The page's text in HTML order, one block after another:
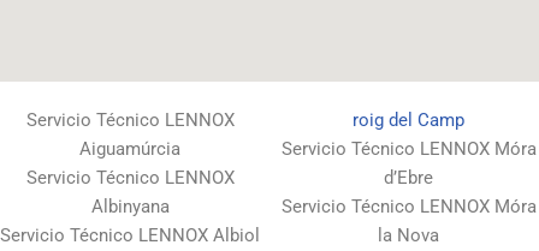
Servicio Técnico LENNOX
Aiguamúrcia
Servicio Técnico LENNOX
Albinyana
Servicio Técnico LENNOX Albiol
roig del Camp
Servicio Técnico LENNOX Móra
d’Ebre
Servicio Técnico LENNOX Móra
la Nova